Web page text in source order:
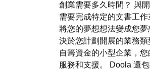
創業需要多久時間？ 與
需要完成特定的文書工
將您的夢想想法變成您
決於您計劃開展的業務
自籌資金的小型企業，
服務和支援。 Doola 還